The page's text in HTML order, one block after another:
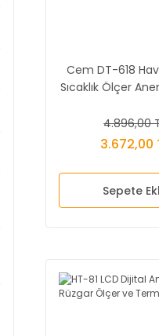
Cem DT-618
Sıcaklık Ölçer
4.896,00
3.672,00
Sepete